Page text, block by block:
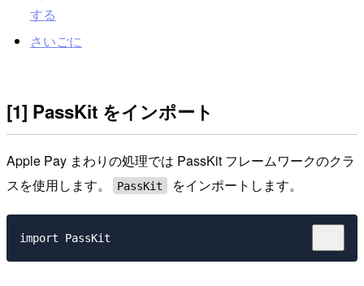
する
さいごに
[1] PassKit をインポート
Apple Pay まわりの処理では PassKit フレームワークのクラ
スを使用します。
PassKit をインポートします。